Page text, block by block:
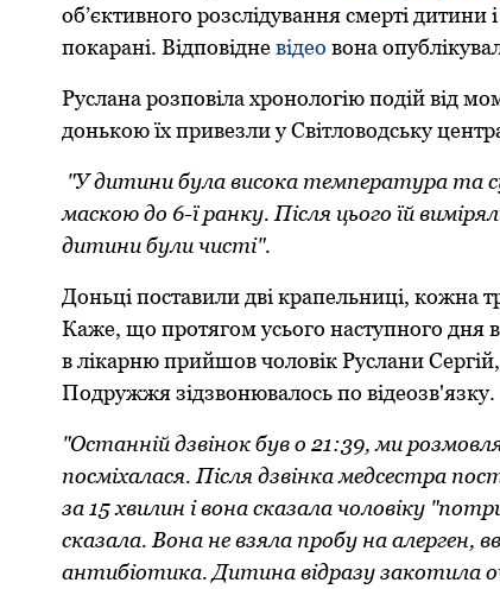
об’єктивного розслідування смерті
покарані. Відповідневідео вона
Руслана розповіла хронологію подій від
донькою їх привезли у Світловодську
"У дитини була висока температура та
маскою до 6-ї ранку. Після цього їй
дитини були чисті".
Доньці поставили дві крапельниці, кожна
Каже, що протягом усього наступного дня
в лікарню прийшов чоловік Руслани
Подружжя зідзвонювалось по відеозв'язку.
"Останній дзвінок був о 21:39, ми
посміхалася. Після дзвінка медсестра
за 15 хвилин і вона сказала чоловіку
сказала. Вона не взяла пробу на алерген,
антибіотика. Дитина відразу закотила